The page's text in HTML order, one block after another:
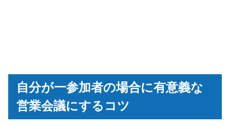
自分が一参加者の場合に有意義な
営業会議にするコツ